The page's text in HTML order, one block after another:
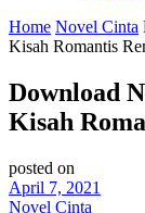
Home Novel Cinta
Kisah Romantis
Download
Kisah
posted on
April 7, 2021
Novel Cinta